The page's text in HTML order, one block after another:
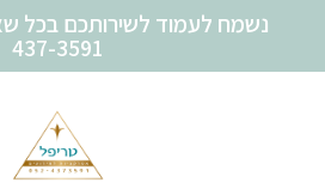
437-3591